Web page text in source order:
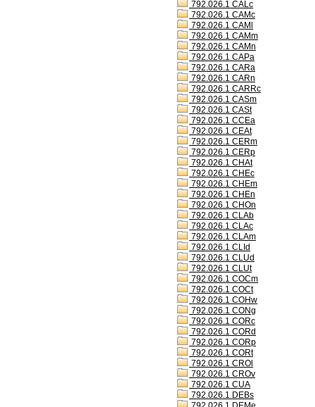
792.026.1 CALc
792.026.1 CAMc
792.026.1 CAMl
792.026.1 CAMm
792.026.1 CAMn
792.026.1 CAPa
792.026.1 CARa
792.026.1 CARn
792.026.1 CARRc
792.026.1 CASm
792.026.1 CASt
792.026.1 CCEa
792.026.1 CEAt
792.026.1 CERm
792.026.1 CERp
792.026.1 CHAt
792.026.1 CHEc
792.026.1 CHEm
792.026.1 CHEn
792.026.1 CHOn
792.026.1 CLAb
792.026.1 CLAc
792.026.1 CLAm
792.026.1 CLId
792.026.1 CLUd
792.026.1 CLUt
792.026.1 COCm
792.026.1 COCt
792.026.1 COHw
792.026.1 CONg
792.026.1 CORc
792.026.1 CORd
792.026.1 CORp
792.026.1 CORt
792.026.1 CROl
792.026.1 CROv
792.026.1 CUA
792.026.1 DEBs